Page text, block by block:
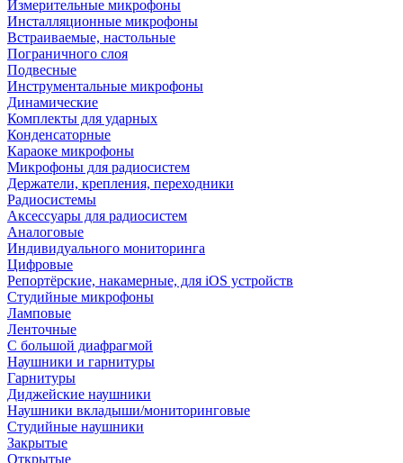
Измерительные микрофоны
Инсталляционные микрофоны
Встраиваемые, настольные
Пограничного слоя
Подвесные
Инструментальные микрофоны
Динамические
Комплекты для ударных
Конденсаторные
Караоке микрофоны
Микрофоны для радиосистем
Держатели, крепления, переходники
Радиосистемы
Аксессуары для радиосистем
Аналоговые
Индивидуального мониторинга
Цифровые
Репортёрские, накамерные, для iOS устройств
Студийные микрофоны
Ламповые
Ленточные
С большой диафрагмой
Наушники и гарнитуры
Гарнитуры
Диджейские наушники
Наушники вкладыши/мониторинговые
Студийные наушники
Закрытые
Открытые